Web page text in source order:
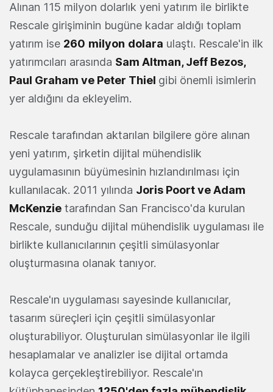
Alınan 115 milyon dolarlık yeni yatırım ile birlikte
Rescale girişiminin bugüne kadar aldığı toplam
yatırım ise 260 milyon dolara ulaştı. Rescale'in ilk
yatırımcıları arasında Sam Altman, Jeff Bezos,
Paul Graham ve Peter Thiel gibi önemli isimlerin
yer aldığını da ekleyelim.
Rescale tarafından aktarılan bilgilere göre alınan
yeni yatırım, şirketin dijital mühendislik
uygulamasının büyümesinin hızlandırılması için
kullanılacak. 2011 yılında Joris Poort ve Adam
McKenzie tarafından San Francisco'da kurulan
Rescale, sunduğu dijital mühendislik uygulaması ile
birlikte kullanıcılarının çeşitli simülasyonlar
oluşturmasına olanak tanıyor.
Rescale'ın uygulaması sayesinde kullanıcılar,
tasarım süreçleri için çeşitli simülasyonlar
oluşturabiliyor. Oluşturulan simülasyonlar ile ilgili
hesaplamalar ve analizler ise dijital ortamda
kolayca gerçekleştirebiliyor. Rescale'ın